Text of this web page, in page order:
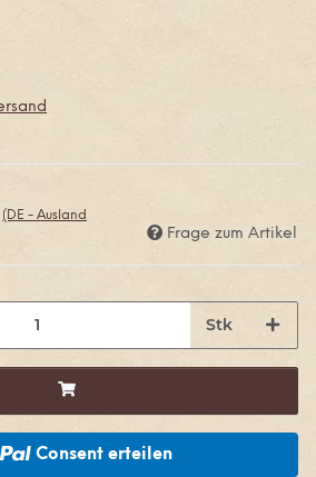
(DE - Ausland
Frage zum Artikel
Stk
Consent erteilen